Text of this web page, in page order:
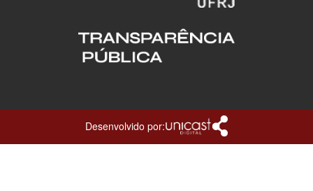
Desenvolvido por: